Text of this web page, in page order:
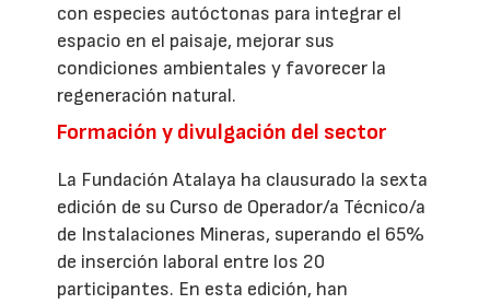
con especies autóctonas para integrar el
espacio en el paisaje, mejorar sus
condiciones ambientales y favorecer la
regeneración natural.
Formación y divulgación del sector
La Fundación Atalaya ha clausurado la sexta
edición de su Curso de Operador/a Técnico/a
de Instalaciones Mineras, superando el 65%
de inserción laboral entre los 20
participantes. En esta edición, han